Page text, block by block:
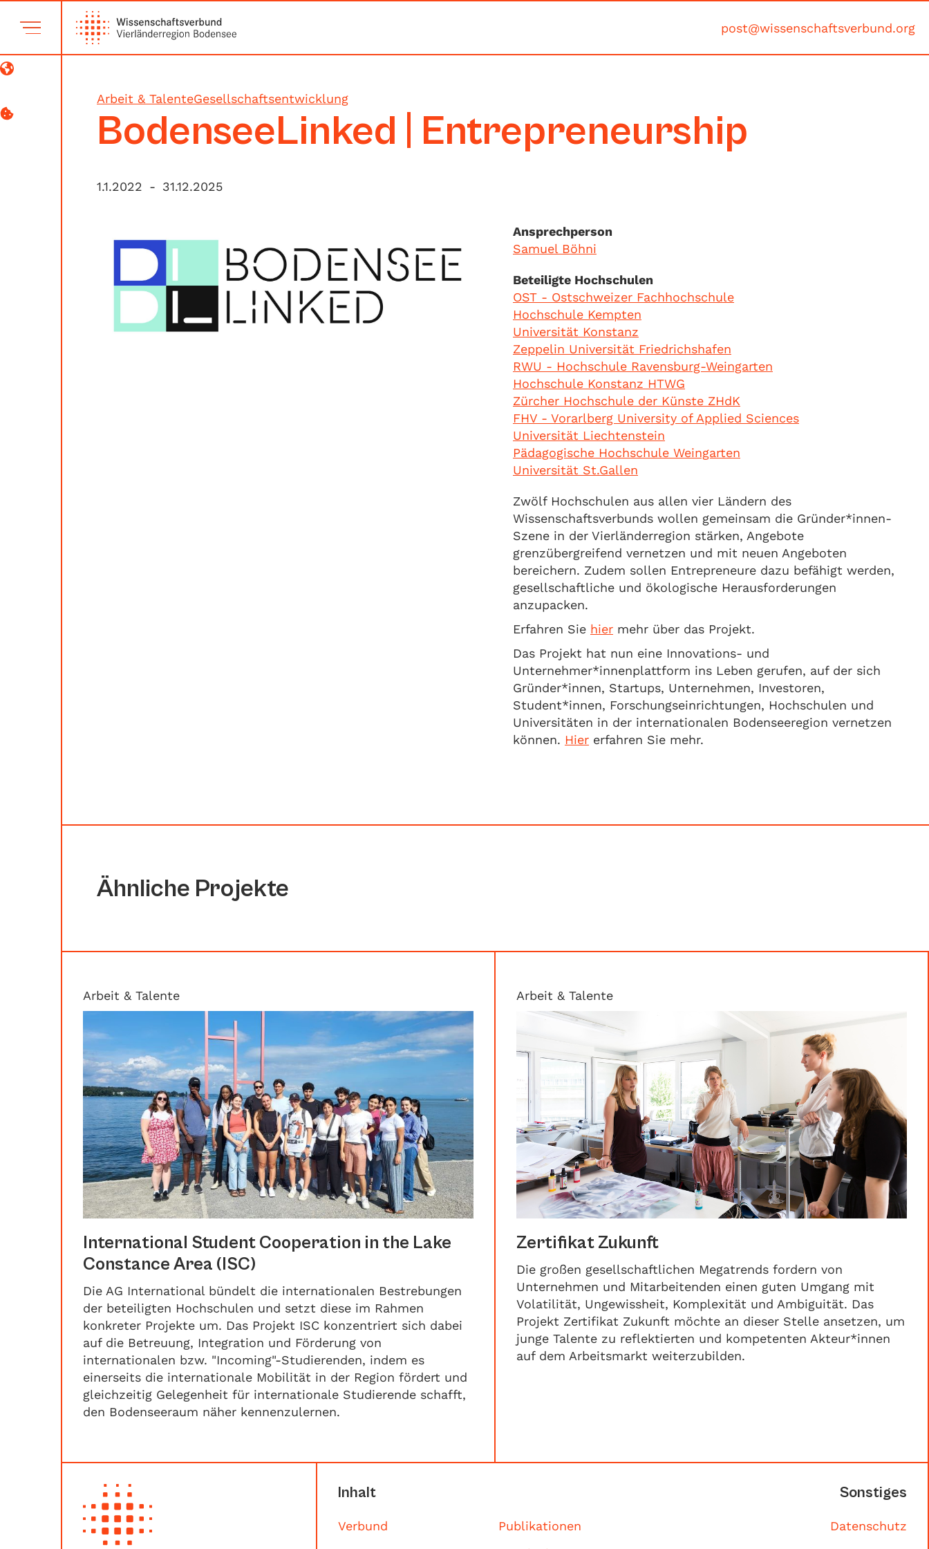
post@wissenschaftsverbund.org
Arbeit & TalenteGesellschaftsentwicklung
BodenseeLinked | Entrepreneurship
1.1.2022 - 31.12.2025
Ansprechperson
Samuel Böhni
Beteiligte Hochschulen
OST - Ostschweizer Fachhochschule
Hochschule Kempten
Universität Konstanz
Zeppelin Universität Friedrichshafen
RWU - Hochschule Ravensburg-Weingarten
Hochschule Konstanz HTWG
Zürcher Hochschule der Künste ZHdK
FHV - Vorarlberg University of Applied Sciences
Universität Liechtenstein
Pädagogische Hochschule Weingarten
Universität St.Gallen
Zwölf Hochschulen aus allen vier Ländern des
Wissenschaftsverbunds wollen gemeinsam die Gründer*innen-
Szene in der Vierländerregion stärken, Angebote
grenzübergreifend vernetzen und mit neuen Angeboten
bereichern. Zudem sollen Entrepreneure dazu befähigt werden,
gesellschaftliche und ökologische Herausforderungen
anzupacken.
Erfahren Sie hier mehr über das Projekt.
Das Projekt hat nun eine Innovations- und
Unternehmer*innenplattform ins Leben gerufen, auf der sich
Gründer*innen, Startups, Unternehmen, Investoren,
Student*innen, Forschungseinrichtungen, Hochschulen und
Universitäten in der internationalen Bodenseeregion vernetzen
können. Hier erfahren Sie mehr.
Ähnliche Projekte
Arbeit & Talente
International Student Cooperation in the Lake
Constance Area (ISC)
Die AG International bündelt die internationalen Bestrebungen
der beteiligten Hochschulen und setzt diese im Rahmen
konkreter Projekte um. Das Projekt ISC konzentriert sich dabei
auf die Betreuung, Integration und Förderung von
internationalen bzw. "Incoming"-Studierenden, indem es
einerseits die internationale Mobilität in der Region fördert und
gleichzeitig Gelegenheit für internationale Studierende schafft,
den Bodenseeraum näher kennenzulernen.
Arbeit & Talente
Zertifikat Zukunft
Die großen gesellschaftlichen Megatrends fordern von
Unternehmen und Mitarbeitenden einen guten Umgang mit
Volatilität, Ungewissheit, Komplexität und Ambiguität. Das
Projekt Zertifikat Zukunft möchte an dieser Stelle ansetzen, um
junge Talente zu reflektierten und kompetenten Akteur*innen
auf dem Arbeitsmarkt weiterzubilden.
Inhalt
Verbund
Publikationen
Sonstiges
Datenschutz